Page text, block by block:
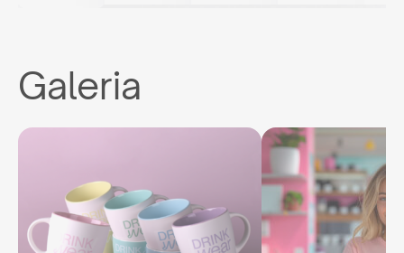
Galeria